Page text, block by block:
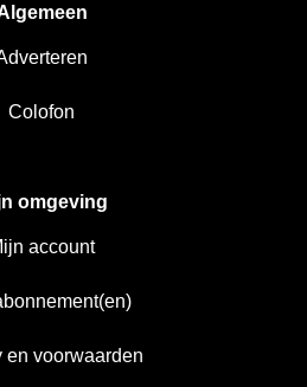
Colofon
omgeving
account
en voorwaarden